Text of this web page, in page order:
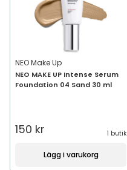
NEO Make Up
NEO MAKE UP Intense Serum
Foundation 04 Sand 30 ml
150 kr 1 butik
Lägg i varukorg